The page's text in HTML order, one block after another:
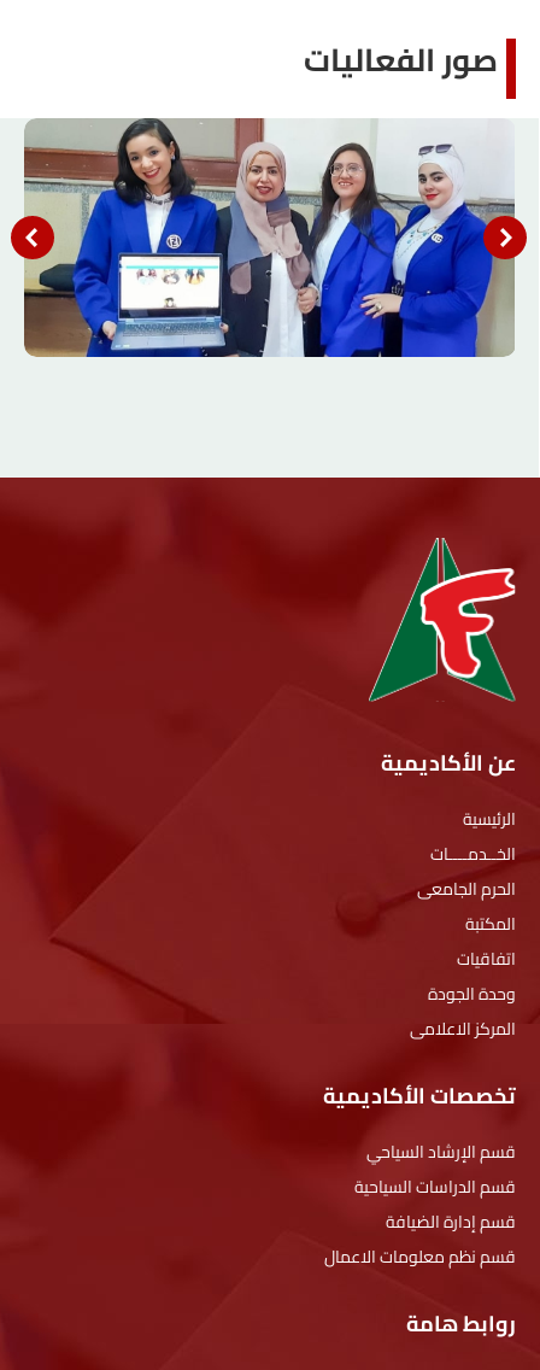
صور الفعاليات
عن الأكاديمية
الرئيسية
الخــدمــــات
الحرم الجامعى
المكتبة
اتفاقيات
وحدة الجودة
المركز الاعلامى
تخصصات الأكاديمية
قسم الإرشاد السياحي
قسم الدراسات السياحية
قسم إدارة الضيافة
قسم نظم معلومات الاعمال
روابط هامة